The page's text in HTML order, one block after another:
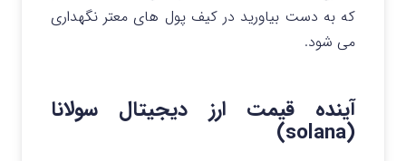
که به دست بیاورید در کیف پول های معتر نگهداری
می شود.
آینده قیمت ارز دیجیتال سولانا
(solana)